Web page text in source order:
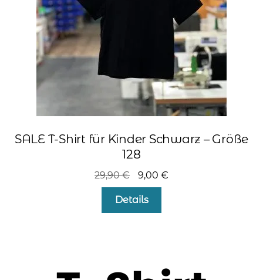
SALE T-Shirt für Kinder Schwarz – Größe
128
29,90€
Ursprünglicher
Preis
war:
29,90 €
9,00 €Aktueller
Details